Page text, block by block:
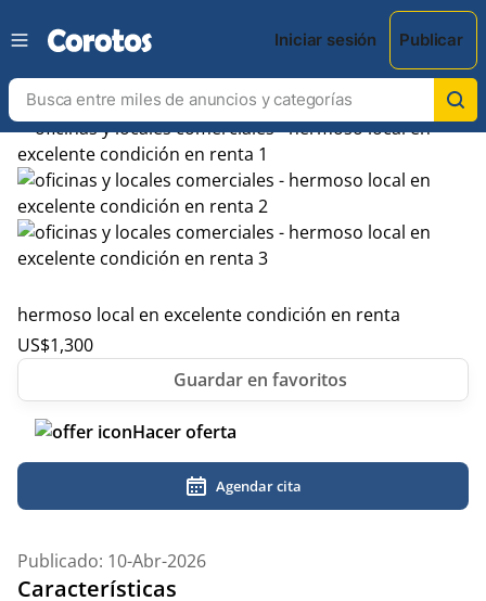
Iniciar sesión Publicar
hermoso local en excelente condición en renta
US$1,300
Hacer oferta
Agendar cita
Publicado: 10-Abr-2026
Características